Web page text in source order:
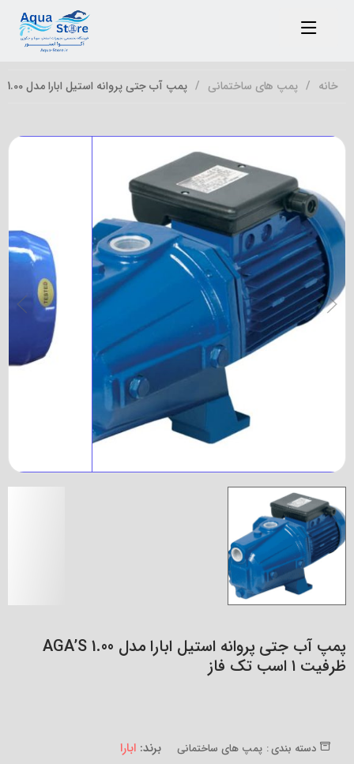
خانه پمپ های ساختمانی پمپ آب جتی پروانه استیل ابارا مدل AGA’S 1.00 ظرفیت ۱ اسب تک فاز
پمپ آب جتی پروانه استیل ابارا مدل AGA’S 1.00
ظرفیت ۱ اسب تک فاز
دسته بندی : پمپ های ساختمانی برند:ابارا